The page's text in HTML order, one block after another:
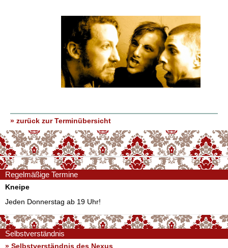
» zurück zur Terminübersicht
Regelmäßige Termine
Kneipe
Jeden Donnerstag ab 19 Uhr!
Selbstverständnis
» Selbstverständnis des Nexus